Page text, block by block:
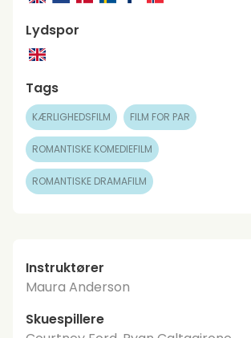
Lydspor
Tags
KÆRLIGHEDSFILM FILM FOR PAR
ROMANTISKE KOMEDIEFILM
ROMANTISKE DRAMAFILM
Instruktører
Maura Anderson
Skuespillere